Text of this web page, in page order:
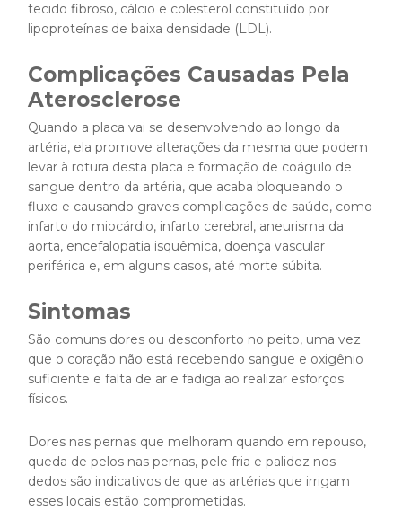
tecido fibroso, cálcio e colesterol constituído por
lipoproteínas de baixa densidade (LDL).
Complicações Causadas Pela
Aterosclerose
Quando a placa vai se desenvolvendo ao longo da
artéria, ela promove alterações da mesma que podem
levar à rotura desta placa e formação de coágulo de
sangue dentro da artéria, que acaba bloqueando o
fluxo e causando graves complicações de saúde, como
infarto do miocárdio, infarto cerebral, aneurisma da
aorta, encefalopatia isquêmica, doença vascular
periférica e, em alguns casos, até morte súbita.
Sintomas
São comuns dores ou desconforto no peito, uma vez
que o coração não está recebendo sangue e oxigênio
suficiente e falta de ar e fadiga ao realizar esforços
físicos.
Dores nas pernas que melhoram quando em repouso,
queda de pelos nas pernas, pele fria e palidez nos
dedos são indicativos de que as artérias que irrigam
esses locais estão comprometidas.